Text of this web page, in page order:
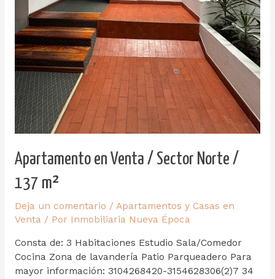
Apartamento en Venta / Sector Norte /
137 m²
Deja un comentario / Apartamentos y Casas en
Venta / Por Inmobiliaria Nueva Época
Consta de: 3 Habitaciones Estudio Sala/Comedor
Cocina Zona de lavandería Patio Parqueadero Para
mayor información: 3104268420-3154628306(2)7 34